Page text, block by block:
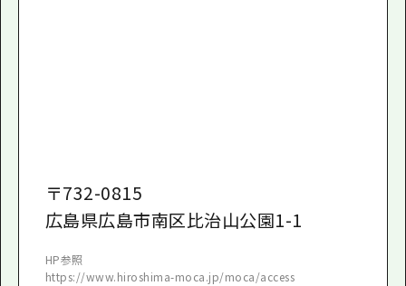
〒732-0815
広島県広島市南区比治山公園1-1
HP参照
https://www.hiroshima-moca.jp/moca/access